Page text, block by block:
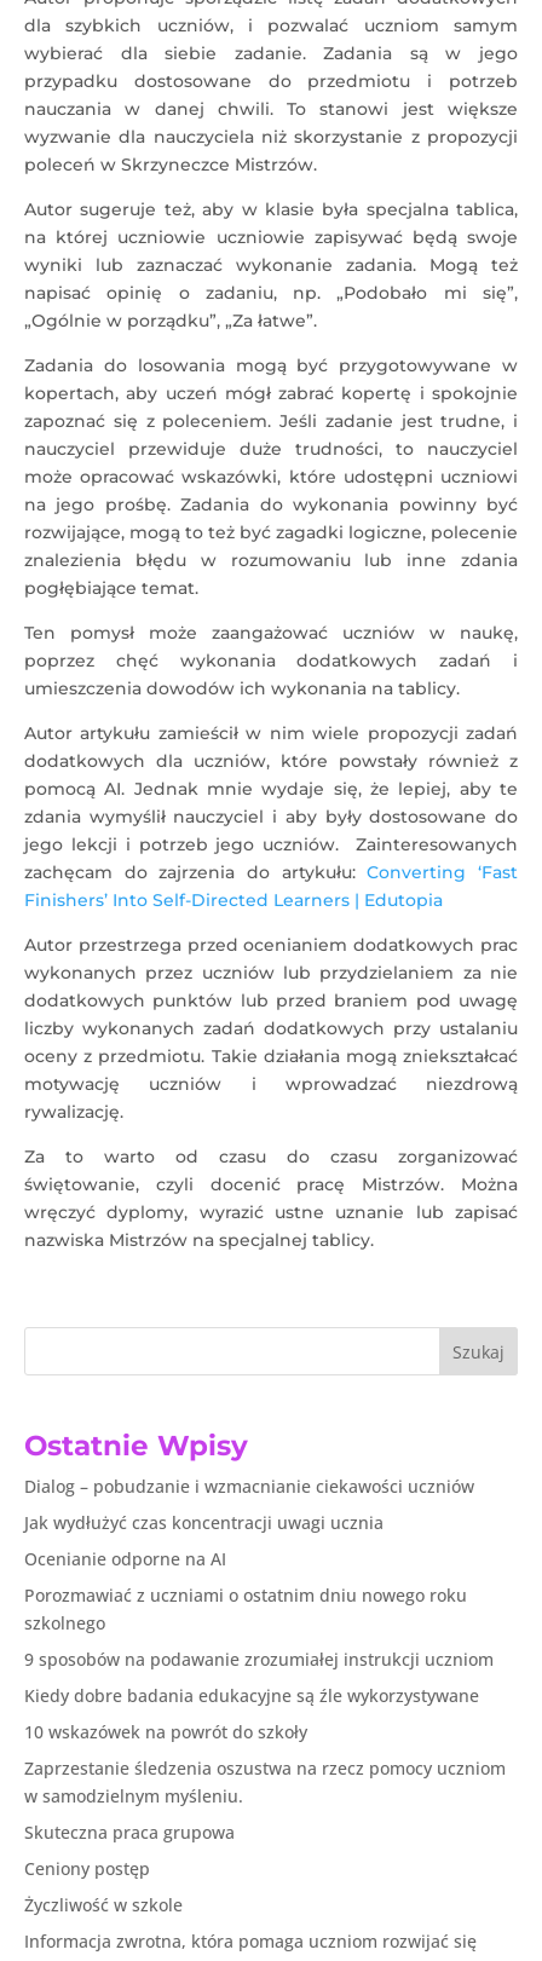
dla szybkich uczniów, i pozwalać uczniom samym
wybierać dla siebie zadanie. Zadania są w jego
przypadku dostosowane do przedmiotu i potrzeb
nauczania w danej chwili. To stanowi jest większe
wyzwanie dla nauczyciela niż skorzystanie z propozycji
poleceń w Skrzyneczce Mistrzów.
Autor sugeruje też, aby w klasie była specjalna tablica,
na której uczniowie uczniowie zapisywać będą swoje
wyniki lub zaznaczać wykonanie zadania. Mogą też
napisać opinię o zadaniu, np. „Podobało mi się”,
„Ogólnie w porządku”, „Za łatwe”.
Zadania do losowania mogą być przygotowywane w
kopertach, aby uczeń mógł zabrać kopertę i spokojnie
zapoznać się z poleceniem. Jeśli zadanie jest trudne, i
nauczyciel przewiduje duże trudności, to nauczyciel
może opracować wskazówki, które udostępni uczniowi
na jego prośbę. Zadania do wykonania powinny być
rozwijające, mogą to też być zagadki logiczne, polecenie
znalezienia błędu w rozumowaniu lub inne zdania
pogłębiające temat.
Ten pomysł może zaangażować uczniów w naukę,
poprzez chęć wykonania dodatkowych zadań i
umieszczenia dowodów ich wykonania na tablicy.
Autor artykułu zamieścił w nim wiele propozycji zadań
dodatkowych dla uczniów, które powstały również z
pomocą AI. Jednak mnie wydaje się, że lepiej, aby te
zdania wymyślił nauczyciel i aby były dostosowane do
jego lekcji i potrzeb jego uczniów. Zainteresowanych
zachęcam do zajrzenia do artykułu:Converting ‘Fast
Finishers’ Into Self-Directed Learners | Edutopia
Autor przestrzega przed ocenianiem dodatkowych prac
wykonanych przez uczniów lub przydzielaniem za nie
dodatkowych punktów lub przed braniem pod uwagę
liczby wykonanych zadań dodatkowych przy ustalaniu
oceny z przedmiotu. Takie działania mogą zniekształcać
motywację uczniów i wprowadzać niezdrową
rywalizację.
Za to warto od czasu do czasu zorganizować
świętowanie, czyli docenić pracę Mistrzów. Można
wręczyć dyplomy, wyrazić ustne uznanie lub zapisać
nazwiska Mistrzów na specjalnej tablicy.
Szukaj
Ostatnie Wpisy
Dialog – pobudzanie i wzmacnianie ciekawości uczniów
Jak wydłużyć czas koncentracji uwagi ucznia
Ocenianie odporne na AI
Porozmawiać z uczniami o ostatnim dniu nowego roku
szkolnego
9 sposobów na podawanie zrozumiałej instrukcji uczniom
Kiedy dobre badania edukacyjne są źle wykorzystywane
10 wskazówek na powrót do szkoły
Zaprzestanie śledzenia oszustwa na rzecz pomocy uczniom
w samodzielnym myśleniu.
Skuteczna praca grupowa
Ceniony postęp
Życzliwość w szkole
Informacja zwrotna, która pomaga uczniom rozwijać się